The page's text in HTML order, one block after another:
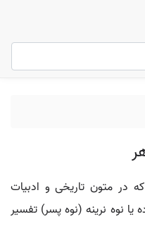
در متون تاریخی و ادبیات
یا نوه نرینه (نوه پسر) تفسیر